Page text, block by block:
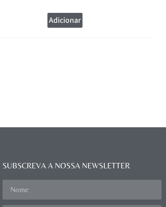
Adicionar
SUBSCREVA A NOSSA NEWSLETTER